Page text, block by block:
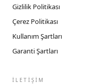
Gizlilik Politikası
Çerez Politikası
Kullanım Şartları
Garanti Şartları
İLETIŞIM